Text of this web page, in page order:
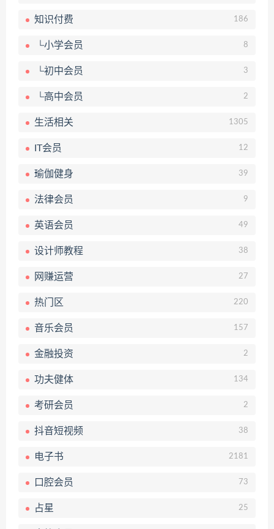
知识付费 186
└小学会员 8
└初中会员 3
└高中会员 2
生活相关 1305
IT会员 12
瑜伽健身 39
法律会员 9
英语会员 49
设计师教程 38
网赚运营 27
热门区 220
音乐会员 157
金融投资 2
功夫健体 134
考研会员 2
抖音短视频 38
电子书 2181
口腔会员 73
占星 25